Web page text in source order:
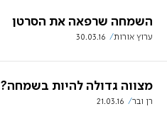
השמחה שרפאה את הסרטן
ערוץ אורות 30.03.16
מצווה גדולה להיות בשמחה?
רן ובר 21.03.16